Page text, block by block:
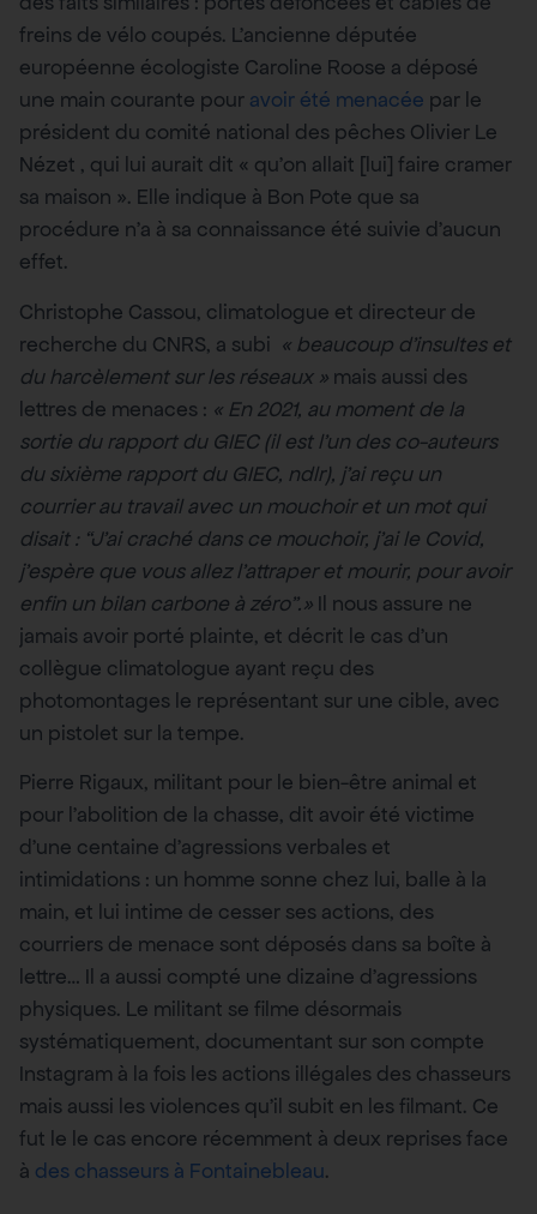
freins de vélo coupés. L’ancienne députée
européenne écologiste Caroline Roose a déposé
une main courante pour avoir été menacée par le
président du comité national des pêches Olivier Le
Nézet , qui lui aurait dit « qu’on allait [lui] faire cramer
sa maison ». Elle indique à Bon Pote que sa
procédure n’a à sa connaissance été suivie d’aucun
effet.
Christophe Cassou, climatologue et directeur de
recherche du CNRS, a subi « beaucoup d’insultes et
du harcèlement sur les réseaux » mais aussi des
lettres de menaces : « En 2021, au moment de la
sortie du rapport du GIEC (il est l’un des co-auteurs
du sixième rapport du GIEC, ndlr), j’ai reçu un
courrier au travail avec un mouchoir et un mot qui
disait : “J’ai craché dans ce mouchoir, j’ai le Covid,
j’espère que vous allez l’attraper et mourir, pour avoir
enfin un bilan carbone à zéro”.» Il nous assure ne
jamais avoir porté plainte, et décrit le cas d’un
collègue climatologue ayant reçu des
photomontages le représentant sur une cible, avec
un pistolet sur la tempe.
Pierre Rigaux, militant pour le bien-être animal et
pour l’abolition de la chasse, dit avoir été victime
d’une centaine d’agressions verbales et
intimidations : un homme sonne chez lui, balle à la
main, et lui intime de cesser ses actions, des
courriers de menace sont déposés dans sa boîte à
lettre… Il a aussi compté une dizaine d’agressions
physiques. Le militant se filme désormais
systématiquement, documentant sur son compte
Instagram à la fois les actions illégales des chasseurs
mais aussi les violences qu’il subit en les filmant. Ce
fut le le cas encore récemment à deux reprises face
à des chasseurs à Fontainebleau.